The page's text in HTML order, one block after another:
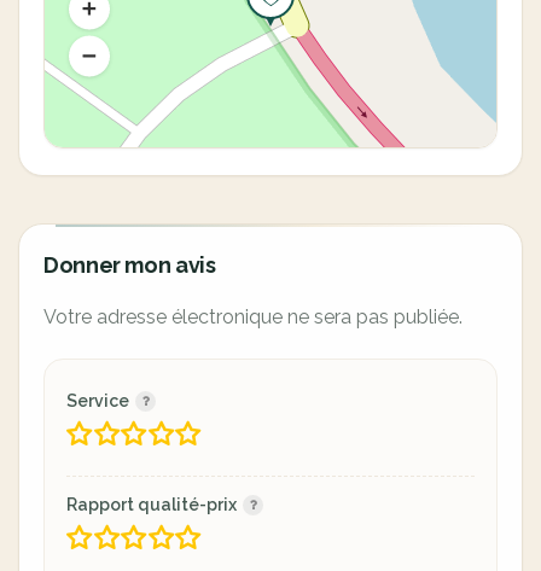
Donner mon avis
Votre adresse électronique ne sera pas publiée.
Service
Rapport qualité-prix